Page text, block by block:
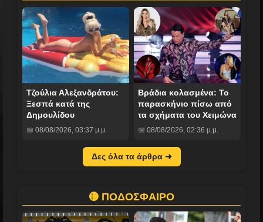
Τζούλια Αλεξανδράτου:
Ξεσπά κατά της
Δημουλίδου
📅 08/08/2026, 03:37 μ.μ.
Βράδια κολασμένα: Το
παρασκήνιο πίσω από
τα σχήματα του Χειμώνα
📅 08/08/2026, 02:36 μ.μ.
Δες όλα τα άρθρα ➜
🟡 ΠΟΔΟΣΦΑΙΡΟ